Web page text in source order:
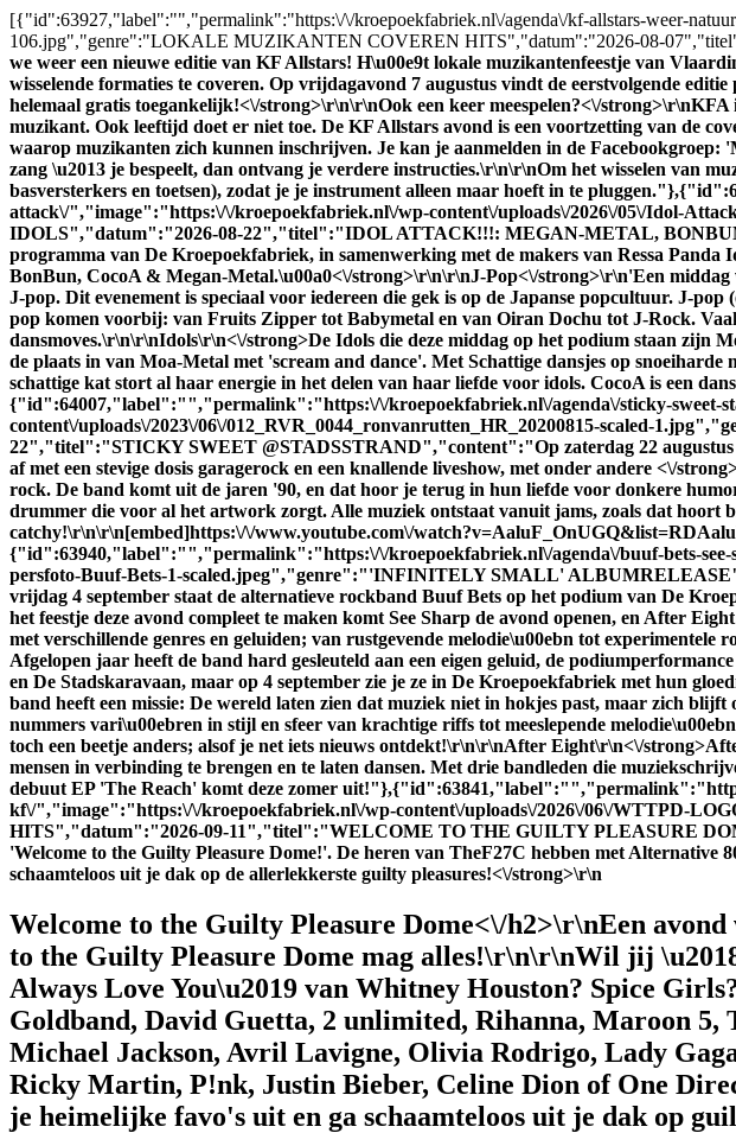
[{"id":63927,"label":"","permalink":"https:\/\/kroepoekfabriek.nl\/agenda\/kf-allstars-weer-
106.jpg","genre":"LOKALE MUZIKANTEN COVEREN HITS","datum":"2026-08-
we weer een nieuwe editie van KF Allstars! H\u00e9t lokale muzikantenfeestje van
wisselende formaties te coveren. Op vrijdagavond 7 augustus vindt de eerstvolgende
helemaal gratis toegankelijk!<\/strong>\r\n\r\nOok een keer meespelen?<\/
muzikant. Ook leeftijd doet er niet toe. De KF Allstars avond is een voortzetting van de
waarop muzikanten zich kunnen inschrijven. Je kan je aanmelden in de
zang \u2013 je bespeelt, dan ontvang je verdere instructies.\r\n\r\nOm het wisselen van
basversterkers en toetsen), zodat je je instrument alleen maar hoeft in te
attack\/","image":"https:\/\/kroepoekfabriek.nl\/wp-content\/uploads\/2026\/05\/Idol-
IDOLS","datum":"2026-08-22","titel":"IDOL ATTACK!!!: MEGAN-METAL,
programma van De Kroepoekfabriek, in samenwerking met de makers van Ressa
BonBun, CocoA & Megan-Metal.\u00a0<\/strong>\r\n\r\nJ-Pop<\/strong>\r\n'Een middag
J-pop. Dit evenement is speciaal voor iedereen die gek is op de Japanse popcultuur. J-
pop komen voorbij: van Fruits Zipper tot Babymetal en van Oiran Dochu tot J-Rock.
dansmoves.\r\n\r\nIdols\r\n<\/strong>De Idols die deze middag op het podium staan zijn
de plaats in van Moa-Metal met 'scream and dance'. Met Schattige dansjes op
schattige kat stort al haar energie in het delen van haar liefde voor idols. CocoA is een
{"id":64007,"label":"","permalink":"https:\/\/kroepoekfabriek.nl\/agenda\/sticky-sweet-
content\/uploads\/2023\/06\/012_RVR_0044_ronvanrutten_HR_20200815-scaled-
22","titel":"STICKY SWEET @STADSSTRAND","content":"Op zaterdag 22
af met een stevige dosis garagerock en een knallende liveshow, met onder andere <\/
rock. De band komt uit de jaren '90, en dat hoor je terug in hun liefde voor donkere
drummer die voor al het artwork zorgt. Alle muziek ontstaat vanuit jams, zoals dat hoort
catchy!\r\n\r\n[embed]https:\/\/www.youtube.com\/
{"id":63940,"label":"","permalink":"https:\/\/kroepoekfabriek.nl\/agenda\/buuf-bets-
persfoto-Buuf-Bets-1-scaled.jpeg","genre":"'INFINITELY SMALL'
vrijdag 4 september staat de alternatieve rockband Buuf Bets op het podium van De
het feestje deze avond compleet te maken komt See Sharp de avond openen, en After
met verschillende genres en geluiden; van rustgevende melodie\u00ebn tot
Afgelopen jaar heeft de band hard gesleuteld aan een eigen geluid, de
en De Stadskaravaan, maar op 4 september zie je ze in De Kroepoekfabriek met hun
band heeft een missie: De wereld laten zien dat muziek niet in hokjes past, maar zich
nummers vari\u00ebren in stijl en sfeer van krachtige riffs tot meeslepende
toch een beetje anders; alsof je net iets nieuws ontdekt!\r\n\r\nAfter Eight\r\n<\/
mensen in verbinding te brengen en te laten dansen. Met drie bandleden die
debuut EP 'The Reach' komt deze zomer
kf\/","image":"https:\/\/kroepoekfabriek.nl\/wp-content\/uploads\/2026\/06\/WTTPD-
HITS","datum":"2026-09-11","titel":"WELCOME TO THE GUILTY PLEASURE
'Welcome to the Guilty Pleasure Dome!'. De heren van TheF27C hebben met
schaamteloos uit je dak op de allerlekkerste guilty pleasures!<\/strong>\r\n
Welcome to the Guilty Pleasure Dome<\/h2>\r\nEen
to the Guilty Pleasure Dome mag alles!\r\n\r\nWil jij
Always Love You\u2019 van Whitney Houston? Spice
Goldband, David Guetta, 2 unlimited, Rihanna, Maroon 5,
Michael Jackson, Avril Lavigne, Olivia Rodrigo, Lady
Ricky Martin, P!nk, Justin Bieber, Celine Dion of One
je heimelijke favo's uit en ga schaamteloos uit je dak op